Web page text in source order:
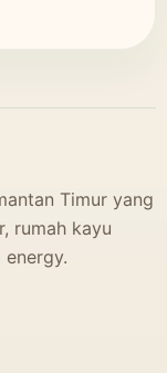
Timur yang
rumah kayu